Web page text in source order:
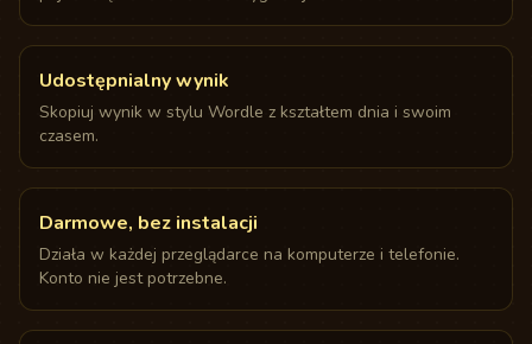
Udostępnialny wynik
Skopiuj wynik w stylu Wordle z kształtem dnia i swoim
czasem.
Darmowe, bez instalacji
Działa w każdej przeglądarce na komputerze i telefonie.
Konto nie jest potrzebne.